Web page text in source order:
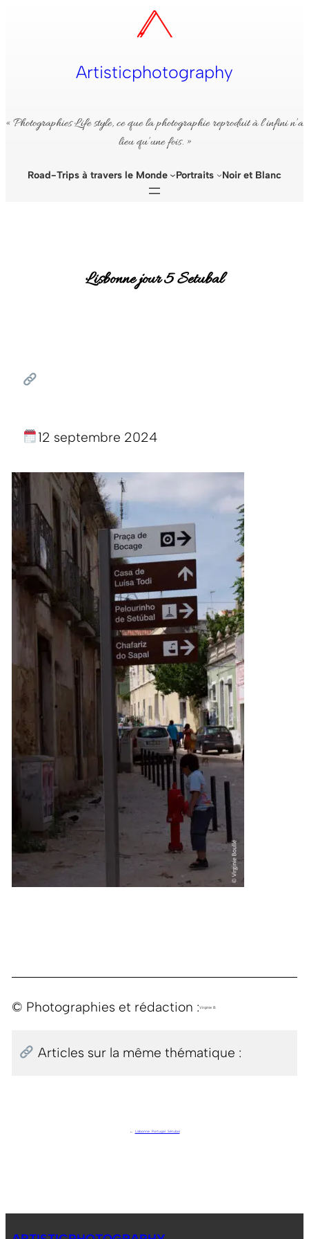
Artisticphotography
« Photographies Life style, ce que la photographie reproduit à l’infini n’a
lieu qu’une fois. »
Road-Trips à travers le Monde Portraits Noir et Blanc
Lisbonne jour 5 Setubal
12 septembre 2024
© Photographies et rédaction :Virginie B.
Articles sur la même thématique :
← Lisbonne . Portugal . Sétubal